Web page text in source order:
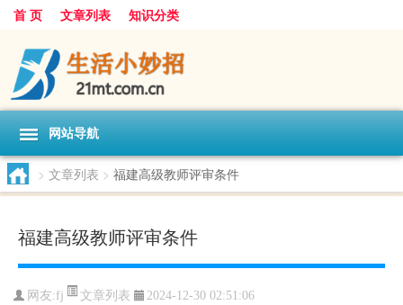
首 页 文章列表 知识分类
网站导航
> 文章列表 > 福建高级教师评审条件
福建高级教师评审条件
网友:fj 文章列表 2024-12-30 02:51:06